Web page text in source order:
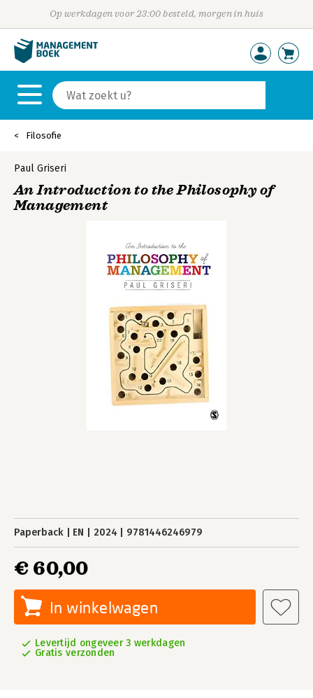
Op werkdagen voor 23:00 besteld, morgen in huis
Filosofie
Paul Griseri
An Introduction to the Philosophy of
Management
Paperback EN 2024 9781446246979
€ 60,00
In winkelwagen
Levertijd ongeveer 3 werkdagen
Gratis verzonden